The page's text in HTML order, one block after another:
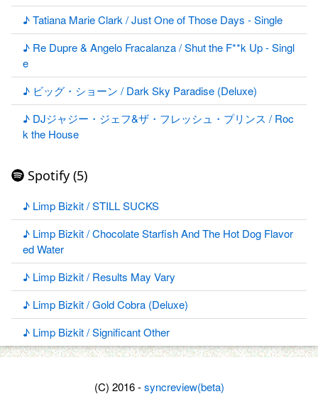
♪ Tatiana Marie Clark / Just One of Those Days - Single
♪ Re Dupre & Angelo Fracalanza / Shut the F**k Up - Singl
e
♪ ビッグ・ショーン / Dark Sky Paradise (Deluxe)
♪ DJジャジー・ジェフ&ザ・フレッシュ・プリンス / Roc
k the House
Spotify (5)
♪ Limp Bizkit / STILL SUCKS
♪ Limp Bizkit / Chocolate Starfish And The Hot Dog Flavor
ed Water
♪ Limp Bizkit / Results May Vary
♪ Limp Bizkit / Gold Cobra (Deluxe)
♪ Limp Bizkit / Significant Other
(C) 2016 -syncreview(beta)